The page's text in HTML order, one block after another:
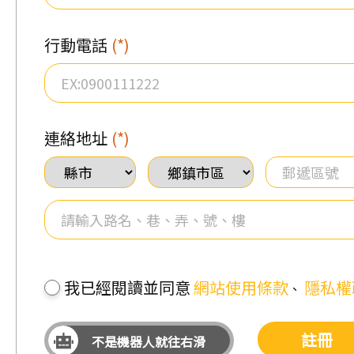
行動電話 (*)
連絡地址 (*)
我已經閱讀並同意網站使用條款 、 隱私
不是機器人就往右滑 註冊